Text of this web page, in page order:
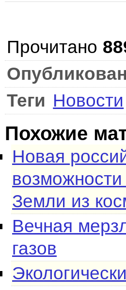
Прочитано
Теги Новости
Похожие
Новая
Земли из
Вечная
газов